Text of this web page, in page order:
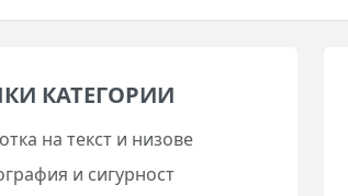
КАТЕГОРИИ
на текст и низове
и сигурност